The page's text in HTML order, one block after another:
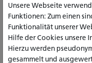
Unsere Webseite
Funktionen: Zum einen
Funktionalität unserer
Hilfe der Cookies unsere
Hierzu werden
gesammelt und